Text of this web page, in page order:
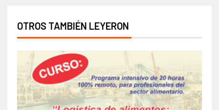
OTROS TAMBIÉN LEYERON